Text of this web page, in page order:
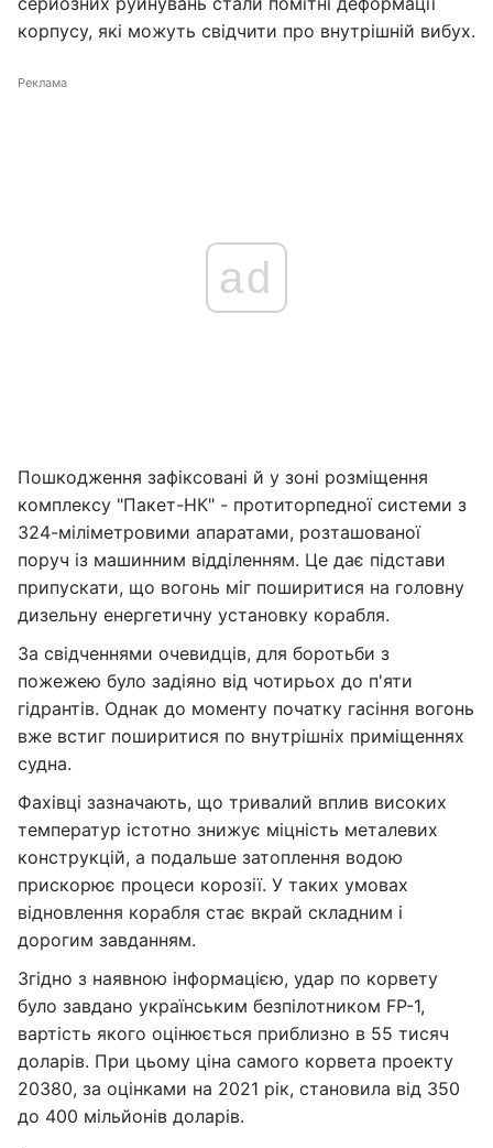
корпусу, які можуть свідчити про внутрішній вибух.
Реклама
ad
Пошкодження зафіксовані й у зоні розміщення
комплексу "Пакет-НК" - протиторпедної системи з
324-міліметровими апаратами, розташованої
поруч із машинним відділенням. Це дає підстави
припускати, що вогонь міг поширитися на головну
дизельну енергетичну установку корабля.
За свідченнями очевидців, для боротьби з
пожежею було задіяно від чотирьох до п'яти
гідрантів. Однак до моменту початку гасіння вогонь
вже встиг поширитися по внутрішніх приміщеннях
судна.
Фахівці зазначають, що тривалий вплив високих
температур істотно знижує міцність металевих
конструкцій, а подальше затоплення водою
прискорює процеси корозії. У таких умовах
відновлення корабля стає вкрай складним і
дорогим завданням.
Згідно з наявною інформацією, удар по корвету
було завдано українським безпілотником FP-1,
вартість якого оцінюється приблизно в 55 тисяч
доларів. При цьому ціна самого корвета проекту
20380, за оцінками на 2021 рік, становила від 350
до 400 мільйонів доларів.